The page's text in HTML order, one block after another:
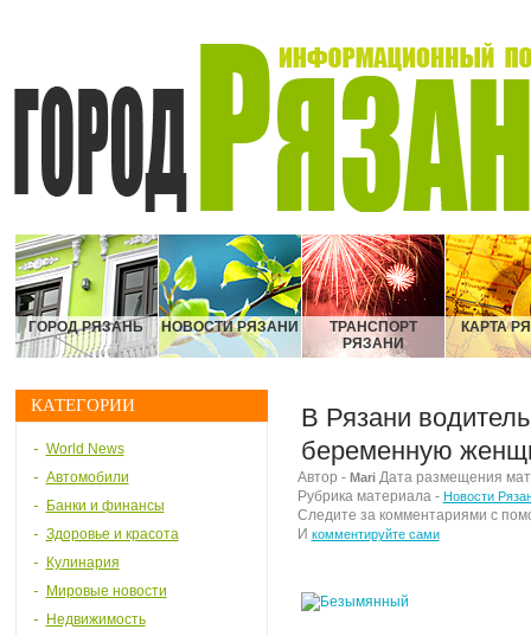
ГОРОД РЯЗАНЬ НОВОСТИ РЯЗАНИ
ТРАНСПОРТ
РЯЗАНИ
КАРТА
КАТЕГОРИИ
World News
Автомобили
Банки и финансы
Здоровье и красота
Кулинария
Мировые новости
Недвижимость
В Рязани
беременную
Автор - MariДата размещения
Рубрика материала - Новости
Следите за комментариями с
И комментируйте сами